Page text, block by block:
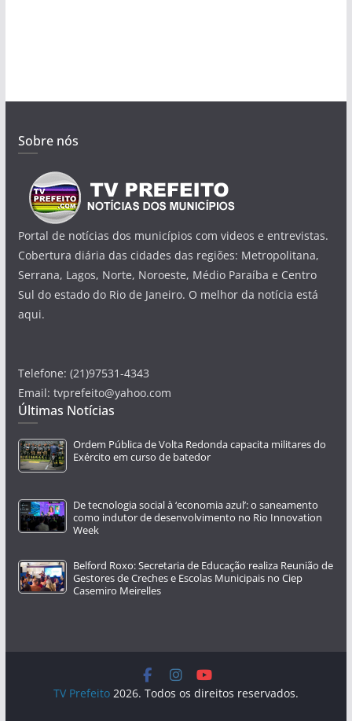
Sobre nós
Portal de notícias dos municípios com videos e entrevistas.
Cobertura diária das cidades das regiões: Metropolitana,
Serrana, Lagos, Norte, Noroeste, Médio Paraíba e Centro
Sul do estado do Rio de Janeiro. O melhor da notícia está
aqui.
Telefone: (21)97531-4343
Email: tvprefeito@yahoo.com
Últimas Notícias
Ordem Pública de Volta Redonda capacita militares do
Exército em curso de batedor
De tecnologia social à ‘economia azul’: o saneamento
como indutor de desenvolvimento no Rio Innovation
Week
Belford Roxo: Secretaria de Educação realiza Reunião de
Gestores de Creches e Escolas Municipais no Ciep
Casemiro Meirelles
TV Prefeito2026. Todos os direitos reservados.